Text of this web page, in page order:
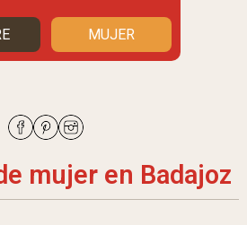
MUJER
mujer en Badajoz